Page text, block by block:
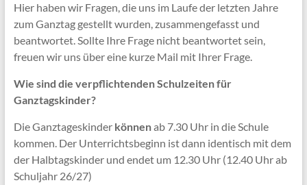
Hier haben wir Fragen, die uns im Laufe der letzten Jahre
zum Ganztag gestellt wurden, zusammengefasst und
beantwortet. Sollte Ihre Frage nicht beantwortet sein,
freuen wir uns über eine kurze Mail mit Ihrer Frage.
Wie sind die verpflichtenden Schulzeiten für
Ganztagskinder?
Die Ganztageskinder könnenab 7.30 Uhr in die Schule
kommen. Der Unterrichtsbeginn ist dann identisch mit dem
der Halbtagskinder und endet um 12.30 Uhr (12.40 Uhr ab
Schuljahr 26/27)